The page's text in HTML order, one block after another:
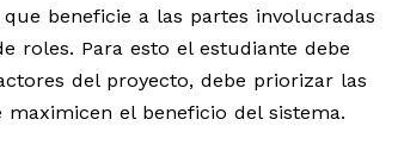
beneficie a las partes involucradas
roles. Para esto el estudiante debe
del proyecto, debe priorizar las
el beneficio del sistema.